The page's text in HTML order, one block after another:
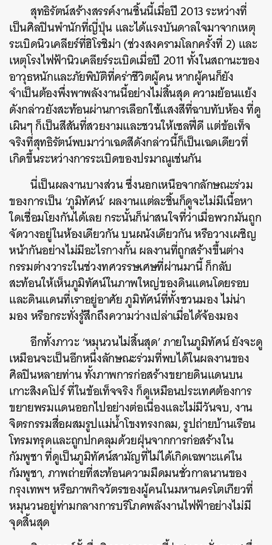
สุทธิรัตน์สร้างสรรค์งานชิ้นนี้เมื่อปี 2013 ระหว่างที่
เป็นศิลปินพำนักที่ญี่ปุ่น และได้แรงบันดาลใจมาจากเหตุ
ระเบิดนิวเคลียร์ที่ฮิโรชิม่า (ช่วงสงครามโลกครั้งที่ 2) และ
เหตุโรงไฟฟ้านิวเคลียร์ระเบิดเมื่อปี 2011 ทั้งในสถานะของ
อาวุธหนักและภัยพิบัติที่คร่าชีวิตผู้คน หากผู้คนก็ยัง
จำเป็นต้องพึ่งพาพลังงานนี้อย่างไม่สิ้นสุด ความย้อนแย้ง
ดังกล่าวยังสะท้อนผ่านการเลือกใช้แสงสีที่ฉาบทับห้อง ที่ดู
เผินๆ ก็เป็นสีสันที่สวยงามและชวนให้เซลฟี่ดี แต่ข้อเท็จ
จริงที่สุทธิรัตน์พบมาว่าเฉดสีดังกล่าวนี้ก็เป็นเฉดเดียวที่
เกิดขึ้นระหว่างการระเบิดของปรมาณูเช่นกัน
นี่เป็นผลงานบางส่วน ซึ่งนอกเหนือจากลักษณะร่วม
ของการเป็น ‘ภูมิทัศน์’ ผลงานแต่ละชิ้นก็ดูจะไม่มีเนื้อหา
ใดเชื่อมโยงกันได้เลย กระนั้นก็น่าสนใจที่ว่าเมื่อพวกมันถูก
จัดวางอยู่ในห้องเดียวกัน บนผนังเดียวกัน หรือวางเผชิญ
หน้ากันอย่างไม่มีอะไรกางกั้น ผลงานที่ถูกสร้างขึ้นต่าง
กรรมต่างวาระในช่วงทศวรรษเศษที่ผ่านมานี้ ก็กลับ
สะท้อนให้เห็นภูมิทัศน์ในภาพใหญ่ของดินแดนโดยรอบ
และดินแดนที่เราอยู่อาศัย ภูมิทัศน์ที่ทั้งชวนมอง ไม่น่า
มอง หรือกระทั่งรู้สึกถึงความว่างเปล่าเมื่อได้จ้องมอง
อีกทั้งภาวะ ‘หมุนวนไม่สิ้นสุด’ ภายในภูมิทัศน์ ยังจะดู
เหมือนจะเป็นอีกหนึ่งลักษณะร่วมที่พบได้ในผลงานของ
ศิลปินหลายท่าน ทั้งภาพการก่อสร้างขยายดินแดนบน
เกาะสิงคโปร์ ที่ในข้อเท็จจริง ก็ดูเหมือนประเทศต้องการ
ขยายพรมแดนออกไปอย่างต่อเนื่องและไม่มีวันจบ, งาน
จิตรกรรมสื่อผสมรูปแม่น้ำโขงทรงกลม, รูปถ่ายบ้านเรือน
โทรมทรุดและถูกปกคลุมด้วยฝุ่นจากการก่อสร้างใน
กัมพูชา ที่ดูเป็นภูมิทัศน์สามัญที่ไม่ได้เกิดเฉพาะแค่ใน
กัมพูชา, ภาพถ่ายที่สะท้อนความมืดมนชั่วกาลนานของ
กรุงเทพฯ หรือภาพกิจวัตรของผู้คนในมหานครโตเกียวที่
หมุนวนอยู่ท่ามกลางการบริโภคพลังงานไฟฟ้าอย่างไม่มี
จุดสิ้นสุด